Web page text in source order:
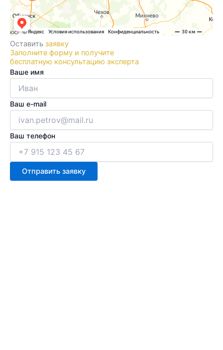
Оставить заявку
Заполните форму и получите
бесплатную консультацию эксперта
Ваше имя
Ваш e-mail
Ваш телефон
Отправить заявку